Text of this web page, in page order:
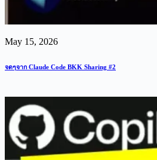
May 15, 2026
จดๆจาก Claude Code BKK Sharing #2